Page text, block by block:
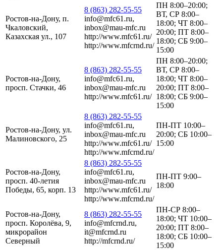
Ростов-на-Дону, п.
Чкаловский,
Казахская ул., 107
8 (863) 282-55-55
info@mfc61.ru,
inbox@mau-mfc.ru
http://www.mfc61.ru/
http://www.mfcrnd.ru/
ПН 8:00–20:00;
ВТ, СР 8:00–
18:00; ЧТ 8:00–
20:00; ПТ 8:00–
18:00; СБ 9:00–
15:00
Ростов-на-Дону,
просп. Стачки, 46
8 (863) 282-55-55
info@mfc61.ru,
inbox@mau-mfc.ru
http://www.mfc61.ru/
ПН 8:00–20:00;
ВТ, СР 8:00–
18:00; ЧТ 8:00–
20:00; ПТ 8:00–
18:00; СБ 9:00–
15:00
Ростов-на-Дону, ул.
Малиновского, 25
8 (863) 282-55-55
info@mfc61.ru,
inbox@mau-mfc.ru
http://www.mfc61.ru/
http://www.mfcrnd.ru/
ПН-ПТ 10:00–
20:00; СБ 10:00–
15:00
Ростов-на-Дону,
просп. 40-летия
Победы, 65, корп. 13
8 (863) 282-55-55
info@mfc61.ru,
inbox@mau-mfc.ru
http://www.mfc61.ru/
http://www.mfcrnd.ru/
ПН-ПТ 9:00–
18:00
Ростов-на-Дону,
просп. Королёва, 9,
микрорайон
Северный
8 (863) 282-55-55
info@mfcrnd.ru,
it@mfcrnd.ru
http://mfcrnd.ru/
ПН-СР 8:00–
18:00; ЧТ 10:00–
20:00; ПТ 8:00–
18:00; СБ 10:00–
15:00